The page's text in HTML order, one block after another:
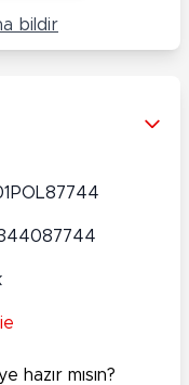
bildir
hazır mısın?